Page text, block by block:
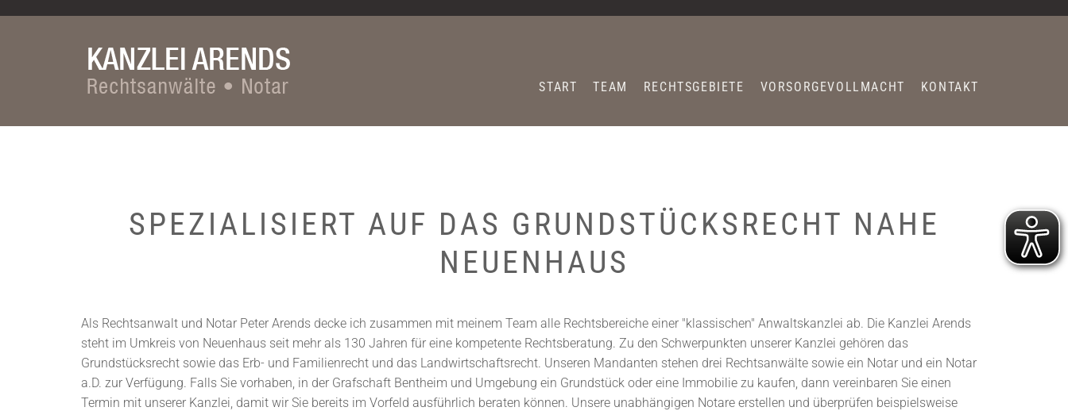
START TEAM RECHTSGEBIETE VORSORGEVOLLMACHT KONTAKT
SPEZIALISIERT AUF DAS GRUNDSTÜCKSRECHT NAHE
NEUENHAUS
Als Rechtsanwalt und Notar Peter Arends decke ich zusammen mit meinem Team alle Rechtsbereiche einer "klassischen" Anwaltskanzlei ab. Die Kanzlei Arends
steht im Umkreis von Neuenhaus seit mehr als 130 Jahren für eine kompetente Rechtsberatung. Zu den Schwerpunkten unserer Kanzlei gehören das
Grundstücksrecht sowie das Erb- und Familienrecht und das Landwirtschaftsrecht. Unseren Mandanten stehen drei Rechtsanwälte sowie ein Notar und ein Notar
a.D. zur Verfügung. Falls Sie vorhaben, in der Grafschaft Bentheim und Umgebung ein Grundstück oder eine Immobilie zu kaufen, dann vereinbaren Sie einen
Termin mit unserer Kanzlei, damit wir Sie bereits im Vorfeld ausführlich beraten können. Unsere unabhängigen Notare erstellen und überprüfen beispielsweise